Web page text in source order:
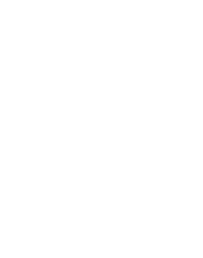
на
и
подошвой).
еще и…